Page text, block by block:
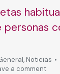
personas
, Noticias
a comment